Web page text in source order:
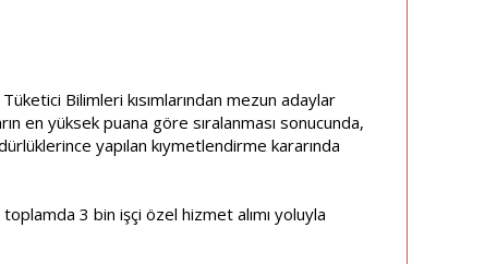
Bilimleri kısımlarından mezun adaylar
en yüksek puana göre sıralanması sonucunda,
yapılan kıymetlendirme kararında
toplamda 3 bin işçi özel hizmet alımı yoluyla